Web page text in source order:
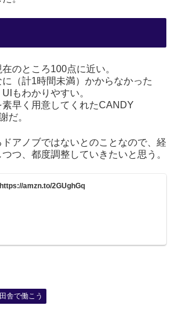
のところ100点に近い。
（計1時間未満）かからなかった
もわかりやすい。
早く用意してくれたCANDY
だ。
アノブではないとのことなので、経
つ、都度調整していきたいと思う。
https://amzn.to/2GUghGq
田舎で働こう